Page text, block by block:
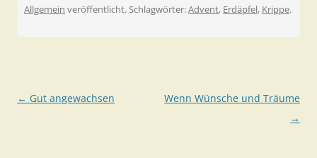
Allgemein veröffentlicht. Schlagwörter:Advent, Erdäpfel, Krippe.
Beitragsnavigation
← Gut angewachsen
Wenn Wünsche und Träume
→